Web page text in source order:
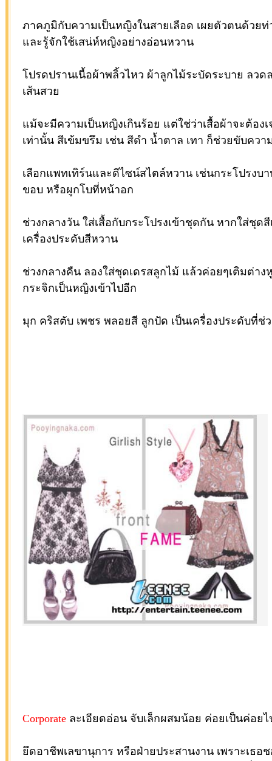
ภาคภูมิกับความเป็นหญิงในสายเลือด เผยตัวตนด้วยท่
และรู้จักใช้เสน่ห์หญิงอย่างอ่อนหวาน
โปรดปรานเนื้อผ้าพลิ้วไหว ผ้าลูกไม้ระบัดระบาย ลว
เส้นสวย
แม้จะมีความเป็นหญิงเกินร้อย แต่ใช่ว่าเสื้อผ้าจะต้อง
เท่านั้น สีเข้มขรึม เช่น สีดำ น้ำตาล เทา ก็ช่วยขับคว
เลือกแพทเทิร์นและดีไซน์สไตล์หวาน เช่นกระโปรง
ขอบ หรือผูกโบที่หน้าอก
ช่วงกลางวัน ใส่เสื้อกับกระโปรงเข้าชุดกัน หากใส่ชุ
เครื่องประดับสีหวาน
ช่วงกลางคืน ลองใส่ชุดเดรสลูกไม้ แล้วค่อยๆเติมต่าง
กระจิกเป็นหญิงเข้าไปอีก
มุก คริสตับ เพชร พลอยสี ลูกปัด เป็นเครื่องประดับที่ช่
Corporateละเอียดอ่อน จับเล็กผสมน้อย ค่อยเป็นค่อยไ
ยึดอาชีพเลขานุการ หรือฝ่ายประสานงาน เพราะเธ